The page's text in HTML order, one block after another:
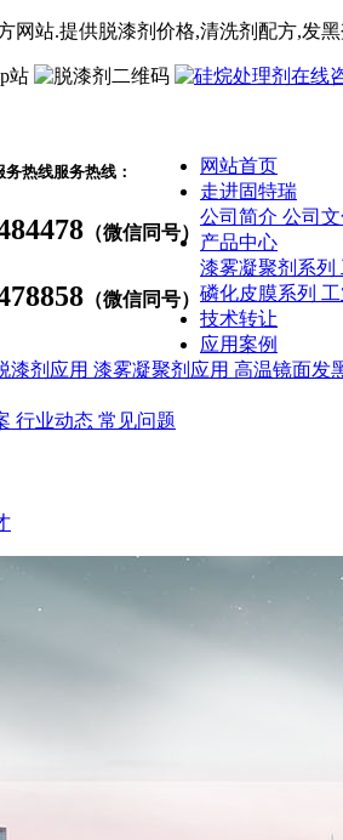
网站.提供脱漆剂价格,清洗剂 配方,发黑
站
服务热线：
（微信同号）
（微信同号）
网站首页
走进固特瑞
公司简介 公司
产品中心
漆雾凝聚剂系列
磷化皮膜系列
技术转让
应用案例
漆剂应用 漆雾凝聚剂应用 高温镜面发
行业动态 常见问题